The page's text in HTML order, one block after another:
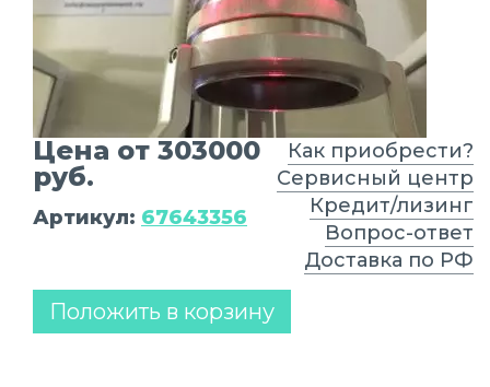
Цена от 303000
руб.
Артикул: 67643356
Положить в корзину
Как приобрести?
Сервисный центр
Кредит/лизинг
Вопрос-ответ
Доставка по РФ